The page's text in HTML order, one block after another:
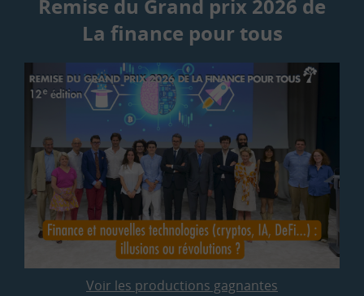
Remise du Grand prix 2026 de
La finance pour tous
Voir les productions gagnantes